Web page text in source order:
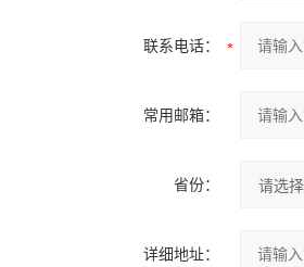
联系电话：
常用邮箱：
省份：
详细地址：